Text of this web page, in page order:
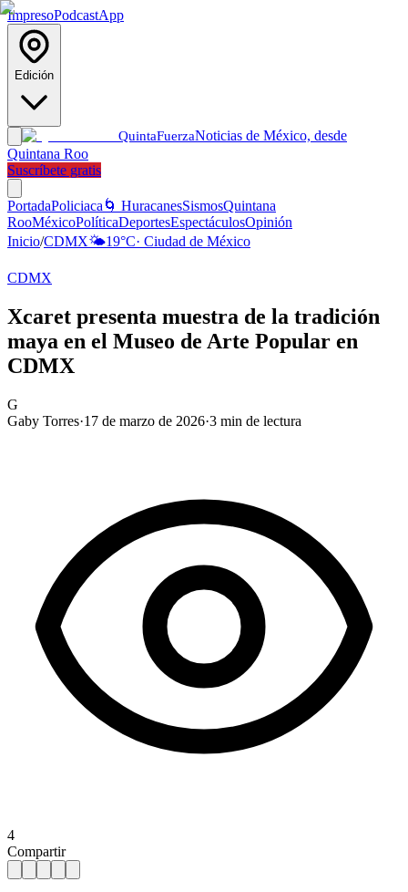
ImpresoPodcastApp
Edición
QuintaFuerzaNoticias de México, desde
Quintana Roo
Suscríbete gratis
PortadaPoliciaca 🌀 HuracanesSismosQuintana
RooMéxicoPolíticaDeportesEspectáculosOpinión
Inicio/CDMX🌤️19°C· Ciudad de México
CDMX
Xcaret presenta muestra de la tradición
maya en el Museo de Arte Popular en
CDMX
G
Gaby Torres·17 de marzo de 2026·3 min de lectura
4
Compartir